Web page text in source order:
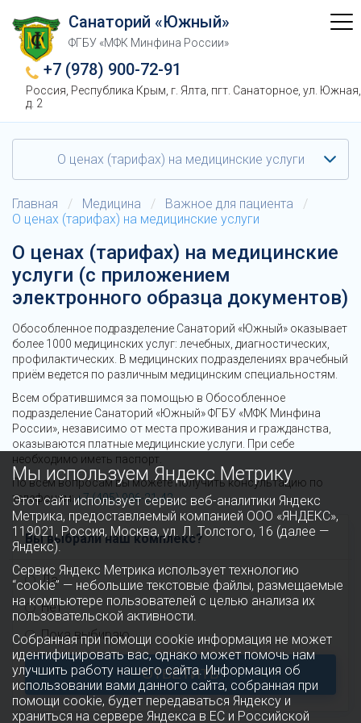
Санаторий «Южный»
ФГБУ «МФК Минфина России»
+7 (978) 900-72-91
Россия, Республика Крым, г. Ялта, пгт. Санаторное, ул. Южная,
д. 2
О ценах (тарифах) на медицинские услуги
Главная / Медицина / Важное для пациента
/
О ценах (тарифах) на медицинские услуги
О ценах (тарифах) на медицинские
услуги (с приложением
электронного образца документов)
Обособленное подразделение Санаторий «Южный» оказывает
более 1000 медицинских услуг: лечебных, диагностических,
профилактических. В медицинских подразделениях врачебный
приём ведется по различным медицинским специальностям.
Всем обратившимся за помощью в Обособленное
подразделение Санаторий «Южный» ФГБУ «МФК Минфина
России», независимо от места проживания и гражданства,
оказываются платные медицинские услуги. При себе
необходимо иметь паспорт.
По всем вопросам вы можете получить консультацию по
телефонам:+7 (495) 996-21-42
Вы выбрали наш комплекс?
Да
Нет
Пока выбираю
ОТВЕТИТЬ
Мы используем Яндекс Метрику
Этот сайт использует сервис веб-аналитики Яндекс
Метрика, предоставляемый компанией ООО «ЯНДЕКС»,
119021, Россия, Москва, ул. Л. Толстого, 16 (далее —
Яндекс).
Сервис Яндекс Метрика использует технологию
“cookie” — небольшие текстовые файлы, размещаемые
на компьютере пользователей с целью анализа их
пользовательской активности.
Собранная при помощи cookie информация не может
идентифицировать вас, однако может помочь нам
улучшить работу нашего сайта. Информация об
использовании вами данного сайта, собранная при
помощи cookie, будет передаваться Яндексу и
храниться на сервере Яндекса в ЕС и Российской